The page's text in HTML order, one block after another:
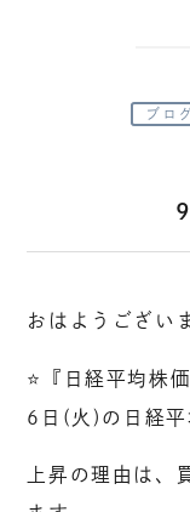
ブロ
おはようござい
⭐️『日経平均株
6日(火)の日経
上昇の理由は、